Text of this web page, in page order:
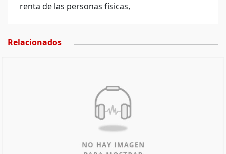
renta de las personas físicas,
Relacionados